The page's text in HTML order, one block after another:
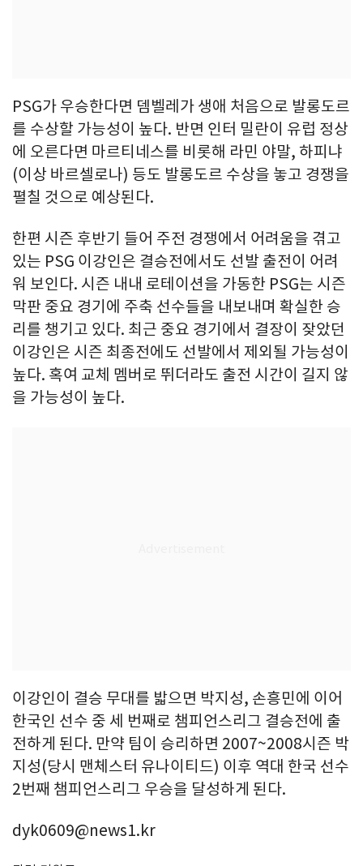
PSG가 우승한다면 뎀벨레가 생애 처음으로 발롱도르
를 수상할 가능성이 높다. 반면 인터 밀란이 유럽 정상
에 오른다면 마르티네스를 비롯해 라민 야말, 하피냐
(이상 바르셀로나) 등도 발롱도르 수상을 놓고 경쟁을
펼칠 것으로 예상된다.
한편 시즌 후반기 들어 주전 경쟁에서 어려움을 겪고
있는 PSG 이강인은 결승전에서도 선발 출전이 어려
워 보인다. 시즌 내내 로테이션을 가동한 PSG는 시즌
막판 중요 경기에 주축 선수들을 내보내며 확실한 승
리를 챙기고 있다. 최근 중요 경기에서 결장이 잦았던
이강인은 시즌 최종전에도 선발에서 제외될 가능성이
높다. 혹여 교체 멤버로 뛰더라도 출전 시간이 길지 않
을 가능성이 높다.
이강인이 결승 무대를 밟으면 박지성, 손흥민에 이어
한국인 선수 중 세 번째로 챔피언스리그 결승전에 출
전하게 된다. 만약 팀이 승리하면 2007~2008시즌 박
지성(당시 맨체스터 유나이티드) 이후 역대 한국 선수
2번째 챔피언스리그 우승을 달성하게 된다.
dyk0609@news1.kr